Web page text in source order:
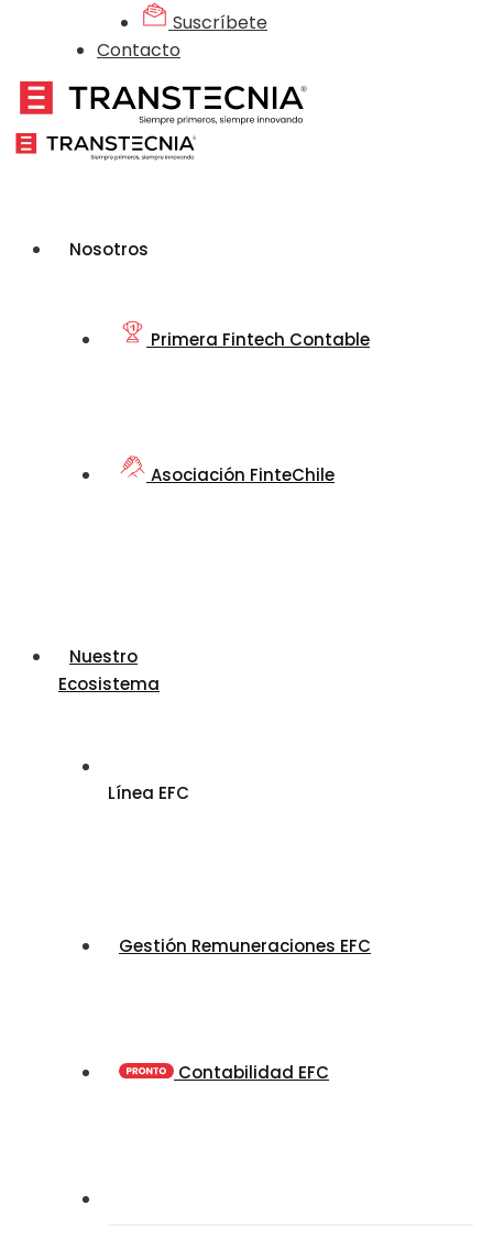
Suscríbete
Contacto
Nosotros
Primera Fintech Contable
Asociación FinteChile
Nuestro
Ecosistema
Línea EFC
Gestión Remuneraciones EFC
Contabilidad EFC